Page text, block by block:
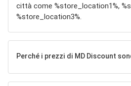
città come %store_location1%,
%store_location3%.
Perché i prezzi di MD Discount